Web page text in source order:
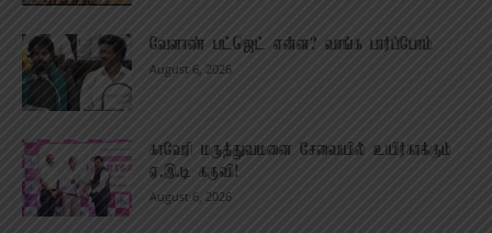
வேளாண் பட்ஜெட் என்ன? வாங்க பார்ப்போம்
August 6, 2026
காவேரி மருத்துவமனை சேவையில் உயிர்காக்கும்
ஏ.இ.டி கருவி!
August 6, 2026